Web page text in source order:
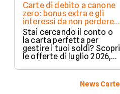
Carte di debito a canone
zero: bonus extra e gli
interessi da non perdere a
luglio 2026
Stai cercando il conto o
la carta perfetta per
gestire i tuoi soldi? Scopri
le offerte di luglio 2026,
confrontando vantaggi,
bonus di benvenuto e
costi azzerati per
scegliere la soluzione più
News Carte